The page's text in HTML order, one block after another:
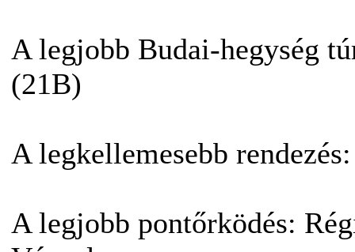
A legjobb Budai-hegység
(21B)
A legkellemesebb
A legjobb pontőrködés: